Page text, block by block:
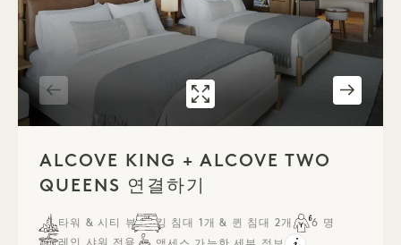
갤러리 315 ALCOVE KING
ALCOVE KING + ALCOVE TWO
QUEENS 연결하기
타워 & 시티 뷰 킹 침대 1개 & 퀸 침대 2개
6 명
레인 샤워 전용